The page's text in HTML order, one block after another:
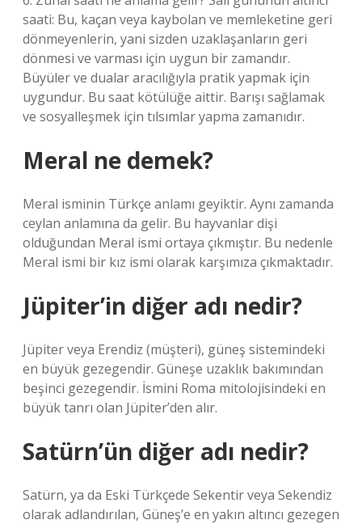
saati: Bu, kaçan veya kaybolan ve memleketine geri
dönmeyenlerin, yani sizden uzaklaşanların geri
dönmesi ve varması için uygun bir zamandır.
Büyüler ve dualar aracılığıyla pratik yapmak için
uygundur. Bu saat kötülüğe aittir. Barışı sağlamak
ve sosyalleşmek için tılsımlar yapma zamanıdır.
Meral ne demek?
Meral isminin Türkçe anlamı geyiktir. Aynı zamanda
ceylan anlamına da gelir. Bu hayvanlar dişi
olduğundan Meral ismi ortaya çıkmıştır. Bu nedenle
Meral ismi bir kız ismi olarak karşımıza çıkmaktadır.
Jüpiter’in diğer adı nedir?
Jüpiter veya Erendiz (müşteri), güneş sistemindeki
en büyük gezegendir. Güneşe uzaklık bakımından
beşinci gezegendir. İsmini Roma mitolojisindeki en
büyük tanrı olan Jüpiter’den alır.
Satürn’ün diğer adı nedir?
Satürn, ya da Eski Türkçede Sekentir veya Sekendiz
olarak adlandırılan, Güneş’e en yakın altıncı gezegen